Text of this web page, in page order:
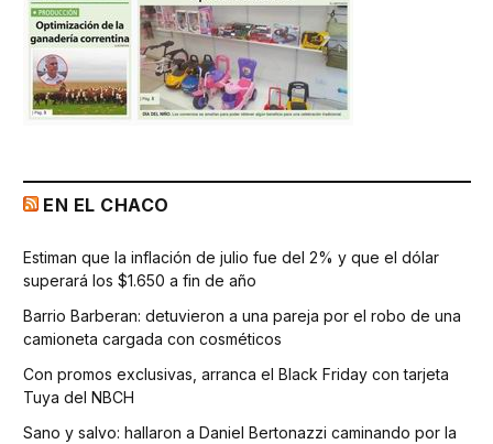
EN EL CHACO
Estiman que la inflación de julio fue del 2% y que el dólar
superará los $1.650 a fin de año
Barrio Barberan: detuvieron a una pareja por el robo de una
camioneta cargada con cosméticos
Con promos exclusivas, arranca el Black Friday con tarjeta
Tuya del NBCH
Sano y salvo: hallaron a Daniel Bertonazzi caminando por la